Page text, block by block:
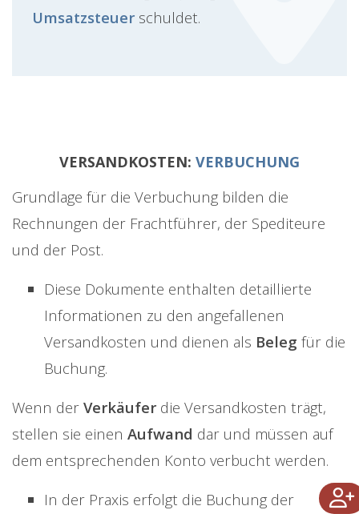
Umsatzsteuer schuldet.
VERSANDKOSTEN: VERBUCHUNG
Grundlage für die Verbuchung bilden die
Rechnungen der Frachtführer, der Spediteure
und der Post.
Diese Dokumente enthalten detaillierte
Informationen zu den angefallenen
Versandkosten und dienen als Beleg für die
Buchung.
Wenn der Verkäufer die Versandkosten trägt,
stellen sie einen Aufwand dar und müssen auf
dem entsprechenden Konto verbucht werden.
In der Praxis erfolgt die Buchung der